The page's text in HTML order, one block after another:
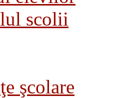
scolii
şcolare